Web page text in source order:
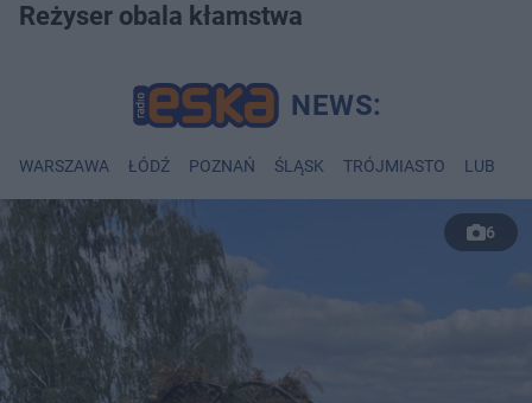
Reżyser obala kłamstwa
WARSZAWA ŁÓDŹ POZNAŃ ŚLĄSK TRÓJMIASTO LUBLIN
6